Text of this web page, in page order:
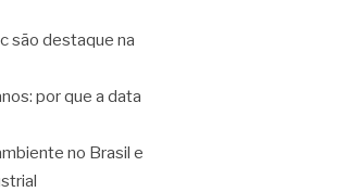
são destaque na
por que a data
no Brasil e